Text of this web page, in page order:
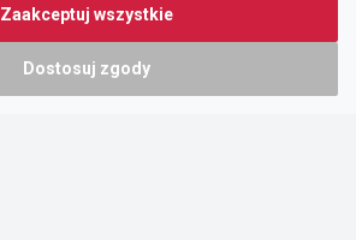
Zaakceptuj wszystkie
Dostosuj zgody